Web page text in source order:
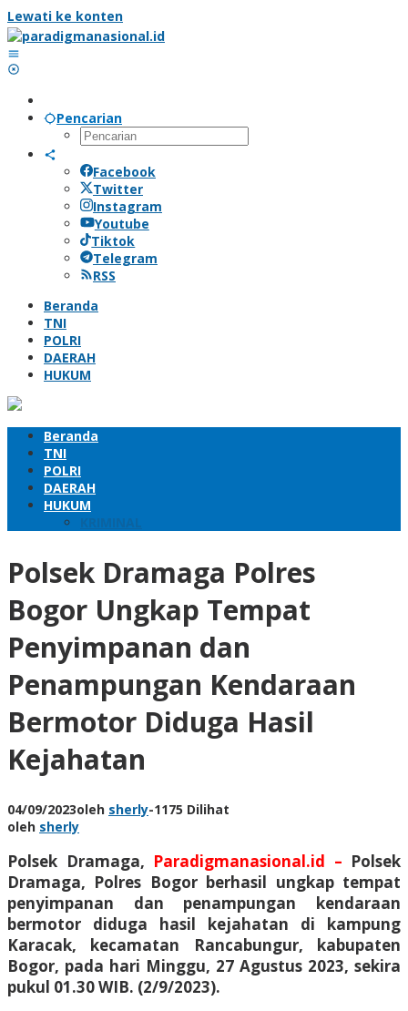
Lewati ke konten
Pencarian
Facebook
Twitter
Instagram
Youtube
Tiktok
Telegram
RSS
Beranda
TNI
POLRI
DAERAH
HUKUM
Beranda
TNI
POLRI
DAERAH
HUKUM
KRIMINAL
Polsek Dramaga Polres
Bogor Ungkap Tempat
Penyimpanan dan
Penampungan Kendaraan
Bermotor Diduga Hasil
Kejahatan
04/09/2023oleh sherly-1175 Dilihat
oleh sherly
Polsek Dramaga, Paradigmanasional.id – Polsek
Dramaga, Polres Bogor berhasil ungkap tempat
penyimpanan dan penampungan kendaraan
bermotor diduga hasil kejahatan di kampung
Karacak, kecamatan Rancabungur, kabupaten
Bogor, pada hari Minggu, 27 Agustus 2023, sekira
pukul 01.30 WIB. (2/9/2023).